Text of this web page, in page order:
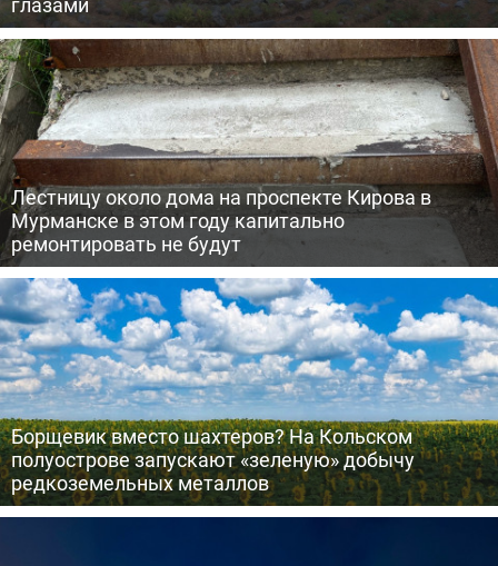
Лестницу около дома на проспекте Кирова в
Мурманске в этом году капитально
ремонтировать не будут
Борщевик вместо шахтеров? На Кольском
полуострове запускают «зеленую» добычу
редкоземельных металлов